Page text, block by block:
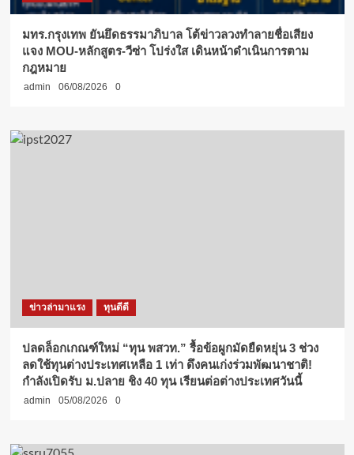
มทร.กรุงเทพ ยันยึดธรรมาภิบาล โต้ข่าวลวงทำลายชื่อเสียง
แจง MOU-หลักสูตร-วีซ่า โปร่งใส เดินหน้าดำเนินการตาม
กฎหมาย
admin 06/08/2026 0
ข่าวล่ามาแรง ทุนดีดี
ปลดล็อกเกณฑ์ใหม่ “ทุน พสวท.” รื้อข้อผูกมัดยืดหยุ่น 3 ช่วง
ลดใช้ทุนต่างประเทศเหลือ 1 เท่า ดึงคนเก่งร่วมพัฒนาชาติ!
กำลังเปิดรับ ม.ปลาย ชิง 40 ทุน เรียนต่อต่างประเทศวันนี้
admin 05/08/2026 0